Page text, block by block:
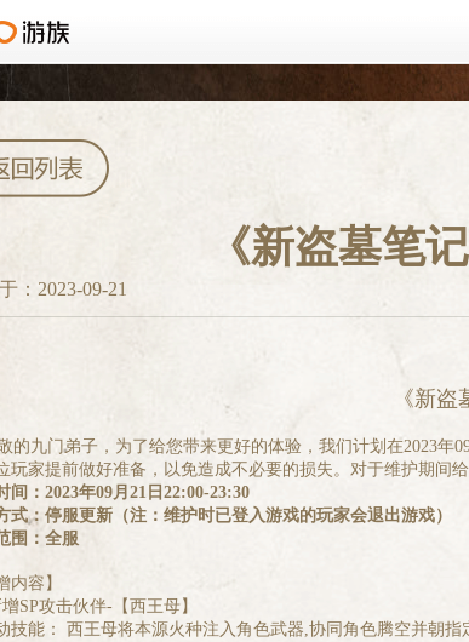
《新盗墓笔
：2023-09-21
《新
的九门弟子，为了给您带来更好的体验，我们计划在2023年
玩家提前做好准备，以免造成不必要的损失。对于维护期间
间： 2023年09月21日22:00-23:30
式：停服更新（注：维护时已登入游戏的玩家会退出游戏）
围：全服
内容】
SP攻击伙伴-【西王母】
能： 西王母将本源火种注入角色武器,协同角色腾空并朝指